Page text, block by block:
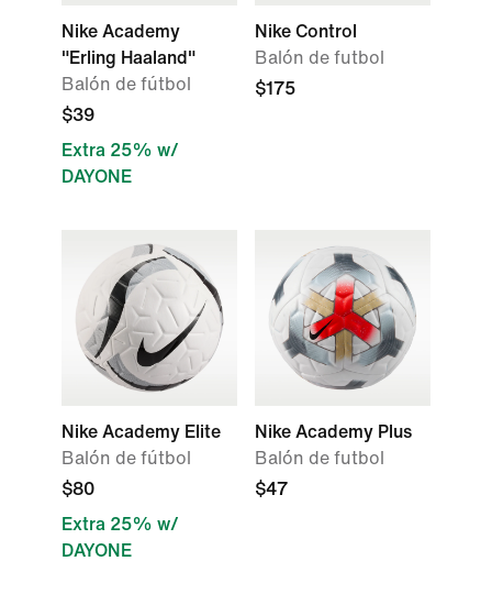
Nike Academy
"Erling Haaland"
Balón de fútbol
$39
Extra 25% w/
DAYONE
Nike Control
Balón de futbol
$175
Nike Academy Elite
Balón de fútbol
$80
Extra 25% w/
DAYONE
Nike Academy Plus
Balón de futbol
$47